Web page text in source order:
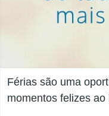
Férias são uma
momentos felizes